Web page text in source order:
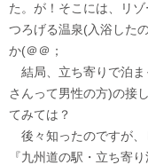
た。が！そこには、リ
つろげる温泉(入浴した
か(＠＠；
結局、立ち寄りで泊ま
さんって男性の方)の接
てみては？
後々知ったのですが、
『九州道の駅・立ち寄